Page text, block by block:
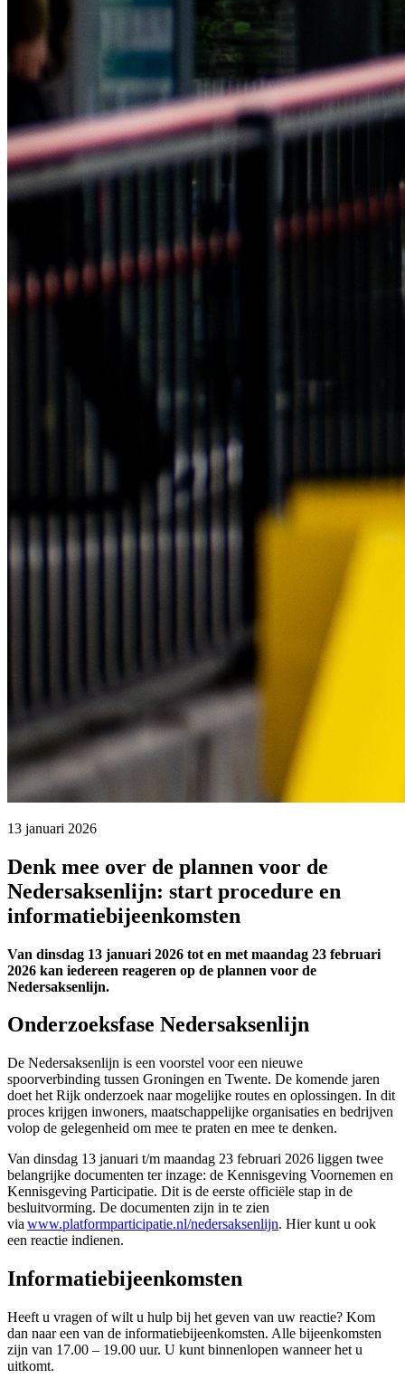
13 januari 2026
Denk mee over de plannen voor de
Nedersaksenlijn: start procedure en
informatiebijeenkomsten
Van dinsdag 13 januari 2026 tot en met maandag 23 februari
2026 kan iedereen reageren op de plannen voor de
Nedersaksenlijn.
Onderzoeksfase Nedersaksenlijn
De Nedersaksenlijn is een voorstel voor een nieuwe
spoorverbinding tussen Groningen en Twente. De komende jaren
doet het Rijk onderzoek naar mogelijke routes en oplossingen. In dit
proces krijgen inwoners, maatschappelijke organisaties en bedrijven
volop de gelegenheid om mee te praten en mee te denken.
Van dinsdag 13 januari t/m maandag 23 februari 2026 liggen twee
belangrijke documenten ter inzage: de Kennisgeving Voornemen en
Kennisgeving Participatie. Dit is de eerste officiële stap in de
besluitvorming. De documenten zijn in te zien
via www.platformparticipatie.nl/nedersaksenlijn. Hier kunt u ook
een reactie indienen.
Informatiebijeenkomsten
Heeft u vragen of wilt u hulp bij het geven van uw reactie? Kom
dan naar een van de informatiebijeenkomsten. Alle bijeenkomsten
zijn van 17.00 – 19.00 uur. U kunt binnenlopen wanneer het u
uitkomt.